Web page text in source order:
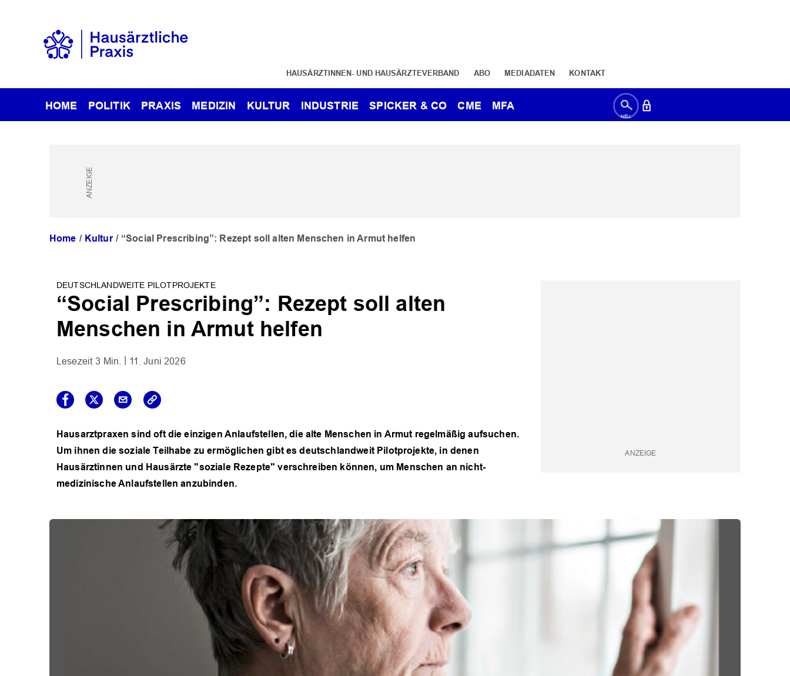
HAUSÄRZTINNEN- UND HAUSÄRZTEVERBAND ABO MEDIADATEN KONTAKT
HOME POLITIK PRAXIS MEDIZIN KULTUR INDUSTRIE SPICKER & CO CME MFA
Home Kultur “Social Prescribing”: Rezept soll alten Menschen in Armut helfen
DEUTSCHLANDWEITE PILOTPROJEKTE
“Social Prescribing”: Rezept soll alten
Menschen in Armut helfen
3 Min. 11. Juni 2026
Hausarztpraxen sind oft die einzigen Anlaufstellen, die alte Menschen in Armut regelmäßig aufsuchen.
Um ihnen die soziale Teilhabe zu ermöglichen gibt es deutschlandweit Pilotprojekte, in denen
Hausärztinnen und Hausärzte "soziale Rezepte" verschreiben können, um Menschen an nicht-
medizinische Anlaufstellen anzubinden.